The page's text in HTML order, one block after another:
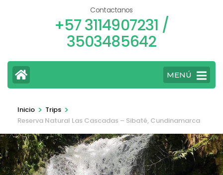
Contactanos
+57 3114907231 /
3503485642
MENÚ
Inicio > Trips >
Reserva Natural Las Cascadas – Sibaté, Cundinamarca